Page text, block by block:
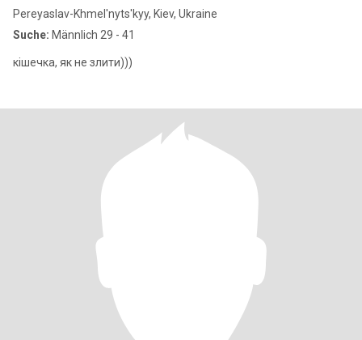
Pereyaslav-Khmel'nyts'kyy, Kiev, Ukraine
Suche: Männlich 29 - 41
кішечка, як не злити)))